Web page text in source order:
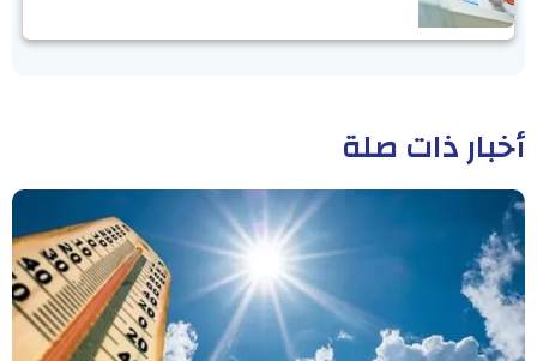
أخبار ذات صلة